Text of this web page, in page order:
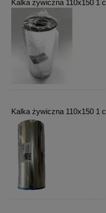
Kalka żywiczna 110x150 1
Kalka żywiczna 110x150 1